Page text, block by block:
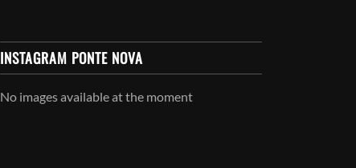
INSTAGRAM PONTE NOVA
No images available at the moment